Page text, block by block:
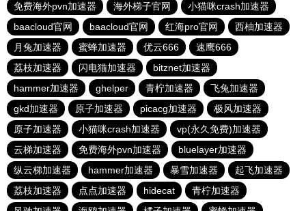
免费海外pvn加速器
海外梯子官网
小猫咪crash加速器
baacloud官网
baacloud官网 红海pro官网
西柚加速器
月兔加速器
蜜蜂加速器 优云666
速鹰666
荔枝加速器
闪电猫加速器
bitznet加速器
hammer加速器
ghelper 青柠加速器
飞兔加速器
gkd加速器
原子加速器 picacg加速器
极风加速器
原子加速器
小猫咪crash加速器
vp(永久免费)加速器
云梯加速器
免费海外pvn加速器
bluelayer加速器
纵云梯加速器
hammer加速器 暴雪加速器
起飞加速器
荔枝加速器
点点加速器 hidecat
青柠加速器